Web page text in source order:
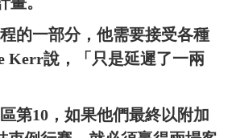
程的一部分，他需要接受各種
Kerr說，「只是延遲了一兩
第10，如果他們最終以附加